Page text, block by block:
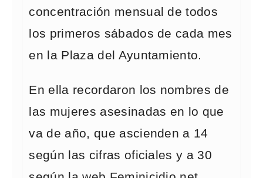
concentración mensual de todos
los primeros sábados de cada mes
en la Plaza del Ayuntamiento.
En ella recordaron los nombres de
las mujeres asesinadas en lo que
va de año, que ascienden a 14
según las cifras oficiales y a 30